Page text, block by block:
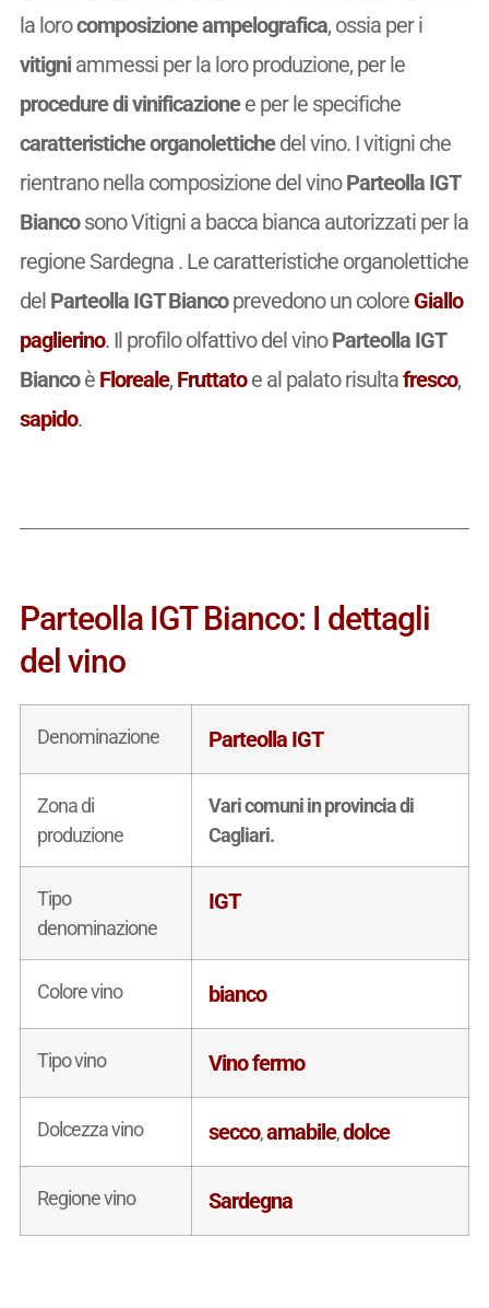
la lorocomposizione ampelografica, ossia per i
vitigniammessi per la loro produzione, per le
procedure di vinificazionee per le specifiche
caratteristiche organolettichedel vino. I vitigni che
rientrano nella composizione del vinoParteolla IGT
Biancosono Vitigni a bacca bianca autorizzati per la
regione Sardegna . Le caratteristiche organolettiche
delParteolla IGT Biancoprevedono un colore Giallo
paglierino. Il profilo olfattivo del vinoParteolla IGT
Biancoè Floreale, Fruttatoe al palato risultafresco,
sapido.
Parteolla IGT Bianco: I dettagli
del vino
Denominazione Parteolla IGT
Zona di
produzione
Vari comuni in provincia di
Cagliari.
Tipo
denominazione
IGT
Colore vino bianco
Tipo vino Vino fermo
Dolcezza vino secco,amabile,dolce
Regione vino Sardegna